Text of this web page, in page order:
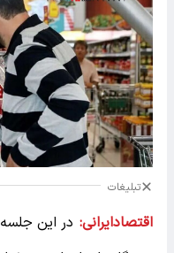
تبلیغات
اقتصادایرانی: در این